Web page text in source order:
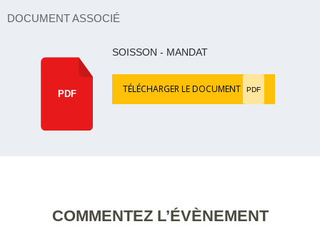
DOCUMENT ASSOCIÉ
PDF
SOISSON - MANDAT
TÉLÉCHARGER LE DOCUMENT PDF
COMMENTEZ L’ÉVÈNEMENT